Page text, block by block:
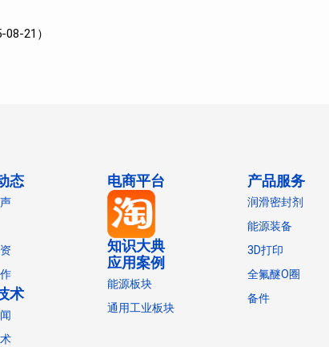
21）
态
术
电商平台
知识大典
应用案例
能源板块
通用工业板块
产品服务
润滑密封剂
能源装备
3D打印
全氟醚O圈
备件